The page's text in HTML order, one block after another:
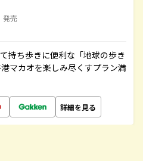
発売
持ち歩きに便利な「地球の歩き
マカオを楽しみ尽くすプラン満
詳細を見る